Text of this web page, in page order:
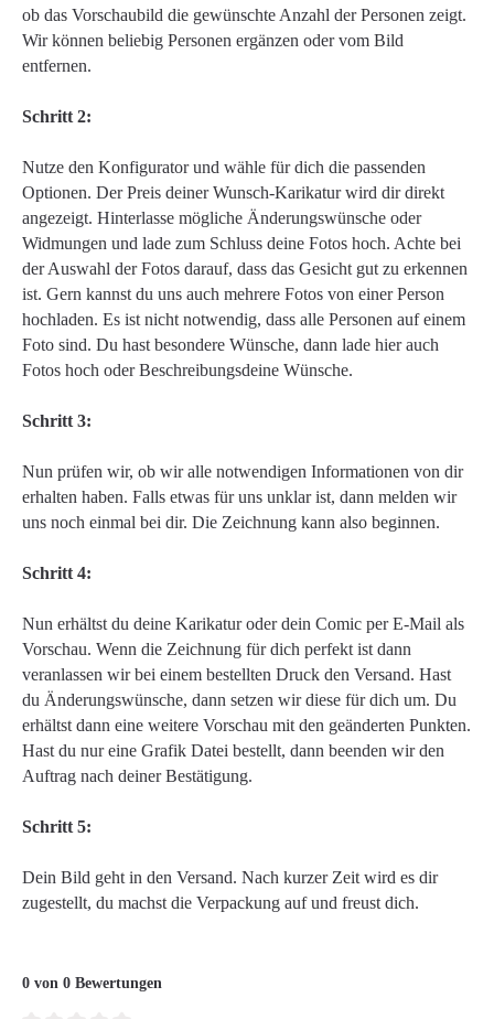
ob das Vorschaubild die gewünschte Anzahl der Personen zeigt.
Wir können beliebig Personen ergänzen oder vom Bild
entfernen.
Schritt 2:
Nutze den Konfigurator und wähle für dich die passenden
Optionen. Der Preis deiner Wunsch-Karikatur wird dir direkt
angezeigt. Hinterlasse mögliche Änderungswünsche oder
Widmungen und lade zum Schluss deine Fotos hoch. Achte bei
der Auswahl der Fotos darauf, dass das Gesicht gut zu erkennen
ist. Gern kannst du uns auch mehrere Fotos von einer Person
hochladen. Es ist nicht notwendig, dass alle Personen auf einem
Foto sind. Du hast besondere Wünsche, dann lade hier auch
Fotos hoch oder Beschreibungsdeine Wünsche.
Schritt 3:
Nun prüfen wir, ob wir alle notwendigen Informationen von dir
erhalten haben. Falls etwas für uns unklar ist, dann melden wir
uns noch einmal bei dir. Die Zeichnung kann also beginnen.
Schritt 4:
Nun erhältst du deine Karikatur oder dein Comic per E-Mail als
Vorschau. Wenn die Zeichnung für dich perfekt ist dann
veranlassen wir bei einem bestellten Druck den Versand. Hast
du Änderungswünsche, dann setzen wir diese für dich um. Du
erhältst dann eine weitere Vorschau mit den geänderten Punkten.
Hast du nur eine Grafik Datei bestellt, dann beenden wir den
Auftrag nach deiner Bestätigung.
Schritt 5:
Dein Bild geht in den Versand. Nach kurzer Zeit wird es dir
zugestellt, du machst die Verpackung auf und freust dich.
0 von 0 Bewertungen